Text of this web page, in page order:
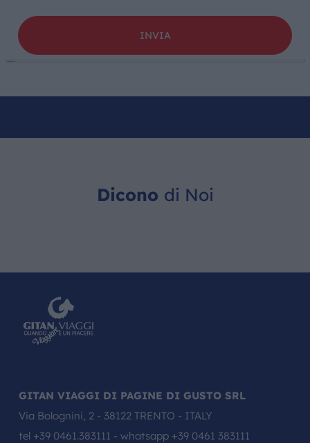
Dicono di Noi
GITAN VIAGGI DI PAGINE DI GUSTO SRL
Via Bolognini, 2 - 38122 TRENTO - ITALY
tel +39 0461.383111 - whatsapp +39 0461 383111